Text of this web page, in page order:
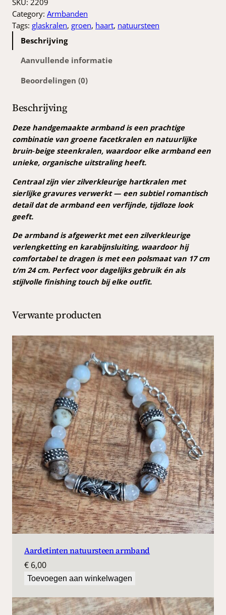
n
k
e
j
k
e
p
r
i
j
s
a
s
:
€
7
9
5
.
r
i
€
6
,
0
.
t
g
r
r
b
a
n
d
a
r
t
a
a
n
t
a
Category: Armbanden
Tags: glaskralen, groen, haart, natuursteen
Beschrijving
Aanvullende informatie
Beoordelingen (0)
Beschrijving
Deze handgemaakte armband is een prachtige
combinatie van groene facetkralen en natuurlijke
bruin‑beige steenkralen, waardoor elke armband een
unieke, organische uitstraling heeft.
Centraal zijn vier zilverkleurige hartkralen met
sierlijke gravures verwerkt — een subtiel romantisch
detail dat de armband een verfijnde, tijdloze look
geeft.
De armband is afgewerkt met een zilverkleurige
verlengketting en karabijnsluiting, waardoor hij
comfortabel te dragen is met een polsmaat van 17 cm
t/m 24 cm. Perfect voor dagelijks gebruik én als
stijlvolle finishing touch bij elke outfit.
Verwante producten
Aardetinten natuursteen armband
€ 6,00
Toevoegen aan winkelwagen